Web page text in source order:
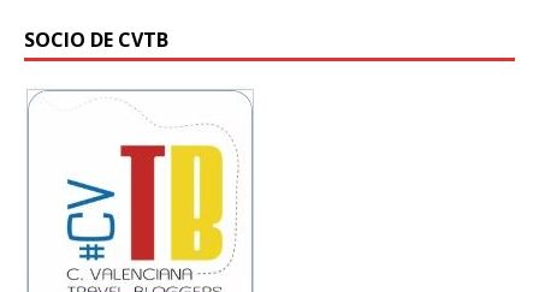
SOCIO DE CVTB